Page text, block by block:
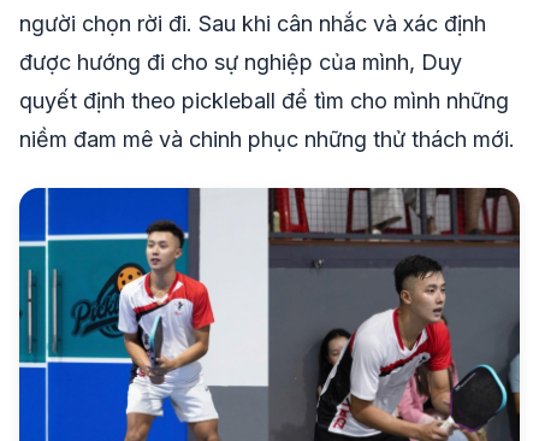
người chọn rời đi. Sau khi cân nhắc và xác định
được hướng đi cho sự nghiệp của mình, Duy
quyết định theo pickleball để tìm cho mình những
niềm đam mê và chinh phục những thử thách mới.